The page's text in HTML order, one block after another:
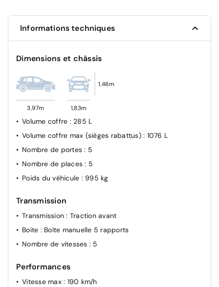
Témoin de non-bouclage de ceinture conducteur et
Sécurité enfants mécanique
Allumage automatique des feux de détresse
Airbags frontaux AV, latéraux AV et rideaux
Informations techniques
Dimensions et châssis
3,97m 1,83m
1,46m
Volume coffre : 285 L
Volume coffre max (sièges rabattus) : 1076 L
Nombre de portes: 5
Nombre de places: 5
Poids du véhicule : 995 kg
Transmission
Transmission: Traction avant
Boite : Boîte manuelle 5 rapports
Nombre de vitesses : 5
Performances
Vitesse max : 190 km/h